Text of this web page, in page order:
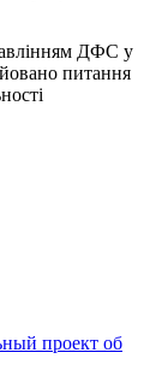
ДФС у
питання
проект об